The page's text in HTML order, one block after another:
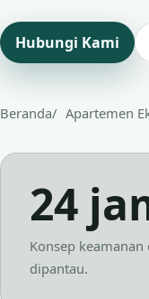
Hubungi Kami
Beranda Apartemen
24
Konsep
dipantau.